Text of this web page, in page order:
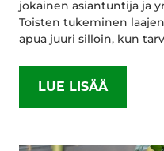
jokainen asiantuntija ja
Toisten tukeminen
apua juuri silloin, kun
LUE LISÄÄ